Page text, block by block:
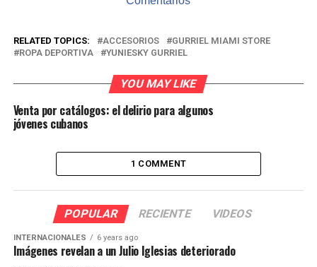
RELATED TOPICS: ACCESORIOS
GURRIEL MIAMI STORE
ROPA DEPORTIVA
YUNIESKY GURRIEL
YOU MAY LIKE
Venta por catálogos: el delirio para algunos
jóvenes cubanos
1 COMMENT
POPULAR RECIENTE VIDEOS
INTERNACIONALES 6 years ago
Imágenes revelan a un Julio Iglesias deteriorado